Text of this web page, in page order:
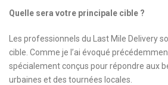
Quelle sera votre principale cible ?
Les professionnels du Last Mile Delivery
cible. Comme je l’ai évoqué
spécialement conçus pour répondre aux
urbaines et des tournées locales.